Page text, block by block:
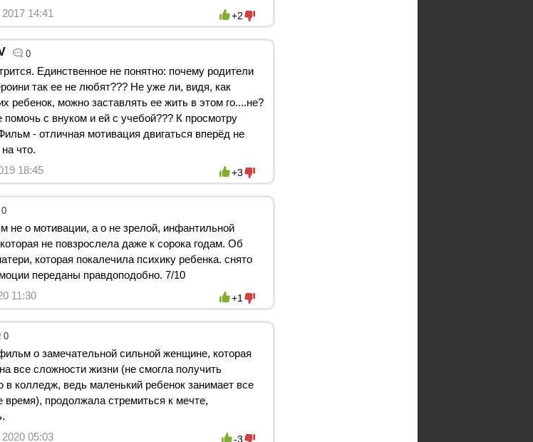
14:41
+2
0
Единственное не понятно: почему родители
так ее не любят??? Не уже ли, видя, как
ребенок, можно заставлять ее жить в этом го....не?
помочь с внуком и ей с учебой??? К просмотру
- отличная мотивация двигаться вперёд не
что.
18:45
+3
0
не о мотивации, а о не зрелой, инфантильной
не повзрослела даже к сорока годам. Об
которая покалечила психику ребенка. снято
переданы правдоподобно. 7/10
11:30
+1
0
о замечательной сильной женщине, которая
все сложности жизни (не смогла получить
в колледж, ведь маленький ребенок занимает все
время), продолжала стремиться к мечте,
05:03
-3